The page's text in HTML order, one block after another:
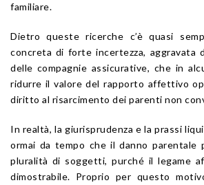
familiare.
Dietro queste ricerche c’è quasi
concreta di forte incertezza, aggravata
delle compagnie assicurative, che in
ridurre il valore del rapporto affettivo
diritto al risarcimento dei parenti non
In realtà, la giurisprudenza e la prassi
ormai da tempo che il danno parentale
pluralità di soggetti, purché il legame
dimostrabile. Proprio per questo